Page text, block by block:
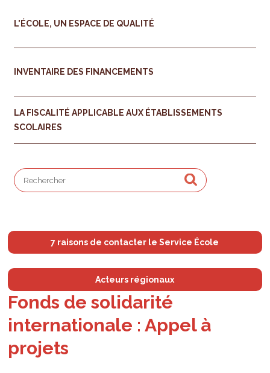
L'ÉCOLE, UN ESPACE DE QUALITÉ
INVENTAIRE DES FINANCEMENTS
LA FISCALITÉ APPLICABLE AUX ÉTABLISSEMENTS
SCOLAIRES
7 raisons de contacter le Service École
Acteurs régionaux
Fonds de solidarité
internationale : Appel à
projets